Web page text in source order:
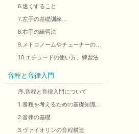
6.速くすること
7.左手の基礎訓練…
8.右手の練習法
9.メトロノームやチューナーの…
10.エチュードの使い方、練習法
音程と音律入門
序.音程と音律入門について
1.音程を考えるための基礎知識…
2.音律の基礎
3.ヴァイオリンの音程構造